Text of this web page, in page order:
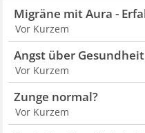
Migräne mit Aura -
Vor Kurzem
Angst über
Vor Kurzem
Zunge normal?
Vor Kurzem